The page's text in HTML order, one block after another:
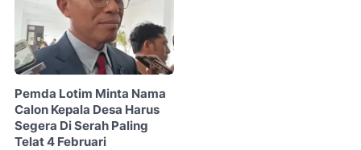
Pemda Lotim Minta Nama
Calon Kepala Desa Harus
Segera Di Serah Paling
Telat 4 Februari